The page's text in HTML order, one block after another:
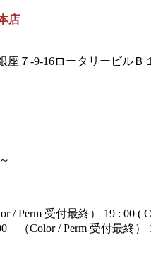
店
座７-9-16ロータリービルＢ
Perm 受付最終） 19 : 00 (
（Color / Perm 受付最終）